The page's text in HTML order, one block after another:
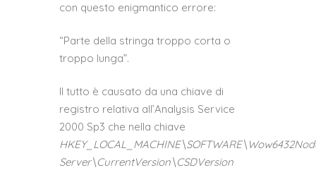
con questo enigmantico errore:
“Parte della stringa troppo corta o
troppo lunga”.
Il tutto è causato da una chiave di
registro relativa all’Analysis Service
2000 Sp3 che nella chiave
Server\CurrentVersion\CSDVersion